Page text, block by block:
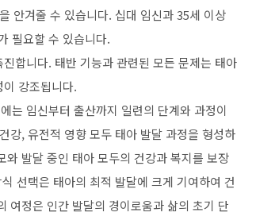
안겨줄 수 있습니다. 십대 임신과 35세 이상
필요할 수 있습니다.
합니다. 태반 기능과 관련된 모든 문제는 태아
강조됩니다.
는 임신부터 출산까지 일련의 단계와 과정이
강, 유전적 영향 모두 태아 발달 과정을 형성하
발달 중인 태아 모두의 건강과 복지를 보장
선택은 태아의 최적 발달에 크게 기여하여 건
여정은 인간 발달의 경이로움과 삶의 초기 단